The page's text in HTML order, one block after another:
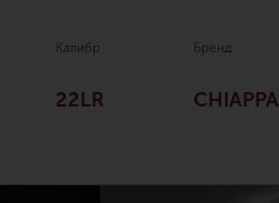
Калибр
22LR
Бренд
CHIAPPA